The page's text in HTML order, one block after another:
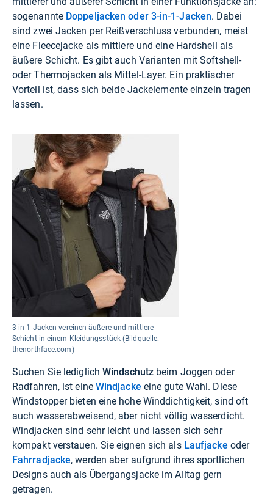
sogenannte Doppeljacken oder 3-in-1-Jacken. Dabei
sind zwei Jacken per Reißverschluss verbunden, meist
eine Fleecejacke als mittlere und eine Hardshell als
äußere Schicht. Es gibt auch Varianten mit Softshell-
oder Thermojacken als Mittel-Layer. Ein praktischer
Vorteil ist, dass sich beide Jackelemente einzeln tragen
lassen.
3-in-1-Jacken vereinen äußere und mittlere
Schicht in einem Kleidungsstück (Bildquelle:
thenorthface.com)
Suchen Sie lediglichWindschutz beim Joggen oder
Radfahren, ist eine Windjacke eine gute Wahl. Diese
Windstopper bieten eine hohe Winddichtigkeit, sind oft
auch wasserabweisend, aber nicht völlig wasserdicht.
Windjacken sind sehr leicht und lassen sich sehr
kompakt verstauen. Sie eignen sich als Laufjacke oder
Fahrradjacke, werden aber aufgrund ihres sportlichen
Designs auch als Übergangsjacke im Alltag gern
getragen.